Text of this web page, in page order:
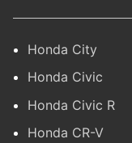
Honda City
Honda Civic
Honda Civic R
Honda CR-V